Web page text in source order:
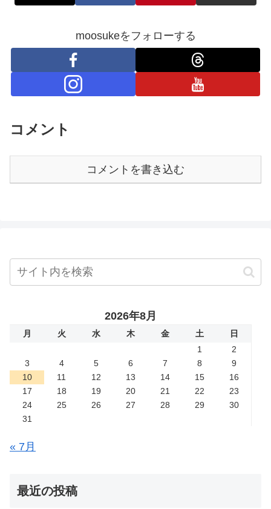
moosukeをフォローする
コメント
コメントを書き込む
2026年8月
月 火 水 木 金 土
日
1
2
3
4 5 6 7 8
9
10
11 12 13 14 15
16
17
18 19 20 21 22
23
24
25 26 27 28 29
30
31
« 7月
最近の投稿